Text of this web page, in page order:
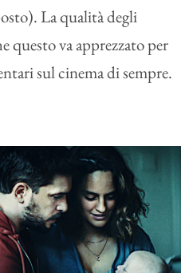
La qualità degli
questo va apprezzato per
sul cinema di sempre.